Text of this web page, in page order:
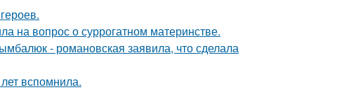
на вопрос о суррогатном материнстве.
- романовская заявила, что сделала
вспомнила.